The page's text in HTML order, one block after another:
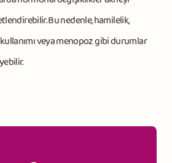
Bu nedenle, hamilelik,
veya menopoz gibi durumlar